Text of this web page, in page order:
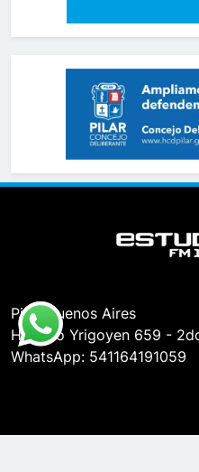
Pilar, Buenos Aires
Hipólito Yrigoyen 659 -
WhatsApp: 541164191059